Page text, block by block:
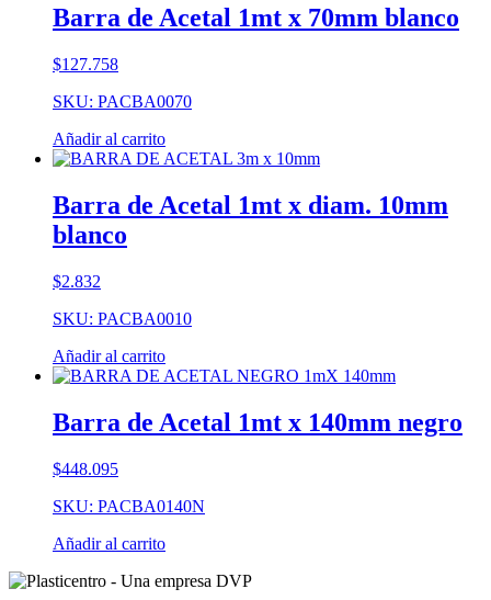
Barra de Acetal 1mt x 70mm blanco
$127.758
SKU: PACBA0070
Añadir al carrito
Barra de Acetal 1mt x diam. 10mm
blanco
$2.832
SKU: PACBA0010
Añadir al carrito
Barra de Acetal 1mt x 140mm negro
$448.095
SKU: PACBA0140N
Añadir al carrito